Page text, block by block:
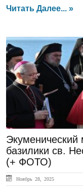
Читать Далее... »
ГЛАВНАЯ
Экуменический
базилики св.
(+ ФОТО)
Ноябрь 28, 2025